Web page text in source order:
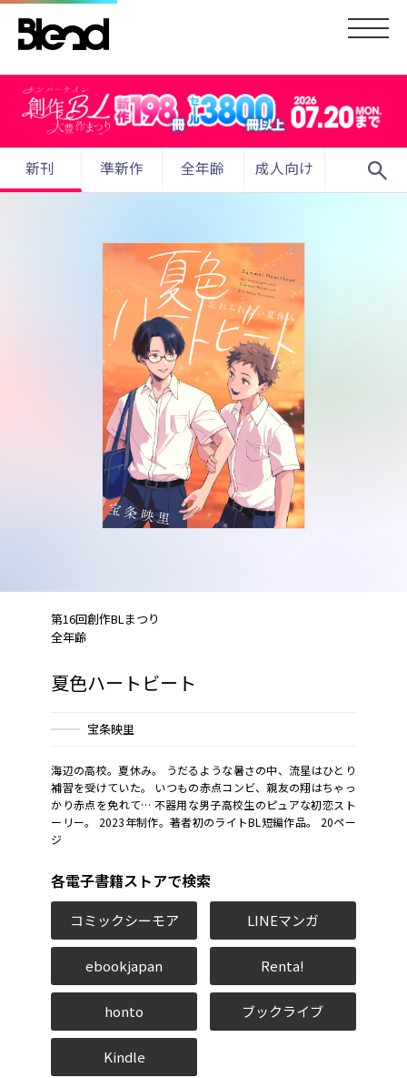
新刊 準新作 全年齢 成人向け search
第16回創作BLまつり
全年齢
夏色ハートビート
宝条映里
海辺の高校。夏休み。 うだるような暑さの中、流星はひとり
補習を受けていた。 いつもの赤点コンビ、親友の翔はちゃっ
かり赤点を免れて… 不器用な男子高校生のピュアな初恋スト
ーリー。 2023年制作。著者初のライトBL短編作品。 20ペー
ジ
各電子書籍ストアで検索
コミックシーモア LINEマンガ
ebookjapan Renta!
honto ブックライブ
Kindle